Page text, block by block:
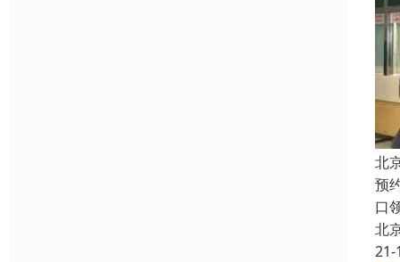
北
预
口
北
21-